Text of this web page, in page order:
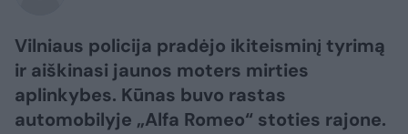
Vilniaus policija pradėjo ikiteisminį tyrimą
ir aiškinasi jaunos moters mirties
aplinkybes. Kūnas buvo rastas
automobilyje „Alfa Romeo“ stoties rajone.